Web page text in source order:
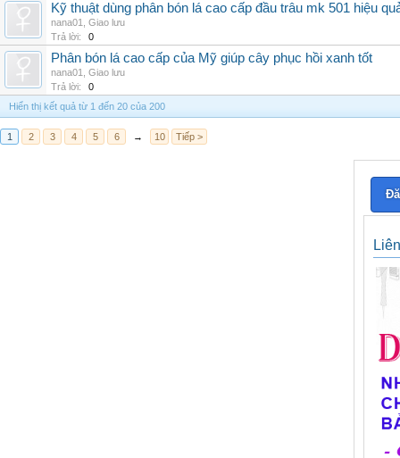
Kỹ thuật dùng phân bón lá cao cấp đầu trâu mk 501 hiệu
nana01
Giao lưu
Trả lời:
0
Phân bón lá cao cấp của Mỹ giúp cây phục hồi xanh tốt
nana01
Giao lưu
Trả lời:
0
Hiển thị kết quả từ 1 đến 20 của 200
1 2 3 4 5 6 → 10 Tiếp >